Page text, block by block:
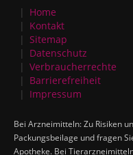
Home
Kontakt
Sitemap
Datenschutz
Verbraucherrechte
Barrierefreiheit
Impressum
Bei Arzneimitteln: Zu Risiken
Packungsbeilage und fragen
Apotheke. Bei